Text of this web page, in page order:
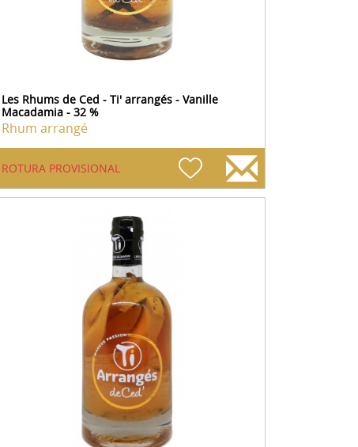
Les Rhums de Ced - Ti' arrangés - Vanille
Macadamia - 32 %
Rhum arrangé
ROTURA PROVISIONAL